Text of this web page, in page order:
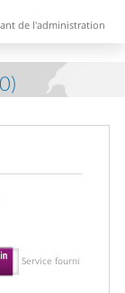
de l'administration
Service fourni